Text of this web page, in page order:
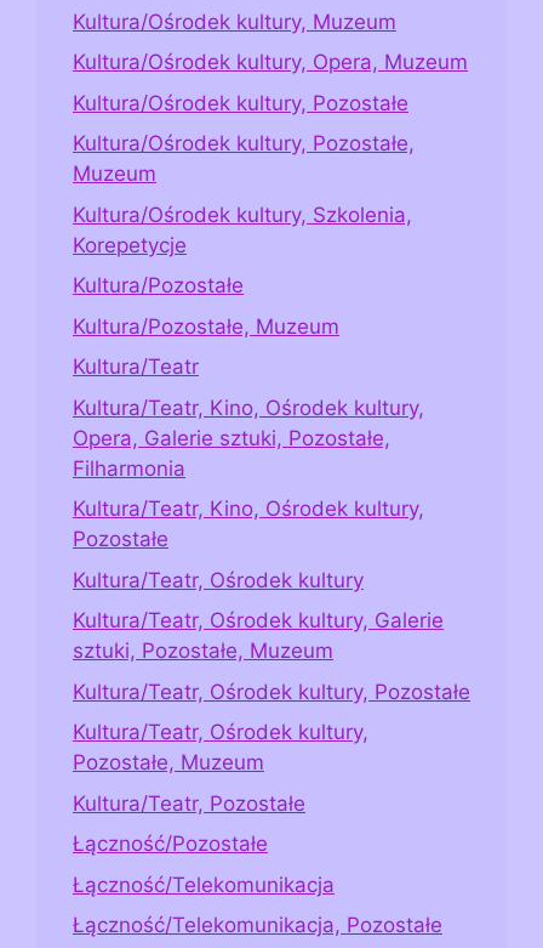
Kultura/Ośrodek kultury, Muzeum
Kultura/Ośrodek kultury, Opera, Muzeum
Kultura/Ośrodek kultury, Pozostałe
Kultura/Ośrodek kultury, Pozostałe,
Muzeum
Kultura/Ośrodek kultury, Szkolenia,
Korepetycje
Kultura/Pozostałe
Kultura/Pozostałe, Muzeum
Kultura/Teatr
Kultura/Teatr, Kino, Ośrodek kultury,
Opera, Galerie sztuki, Pozostałe,
Filharmonia
Kultura/Teatr, Kino, Ośrodek kultury,
Pozostałe
Kultura/Teatr, Ośrodek kultury
Kultura/Teatr, Ośrodek kultury, Galerie
sztuki, Pozostałe, Muzeum
Kultura/Teatr, Ośrodek kultury, Pozostałe
Kultura/Teatr, Ośrodek kultury,
Pozostałe, Muzeum
Kultura/Teatr, Pozostałe
Łączność/Pozostałe
Łączność/Telekomunikacja
Łączność/Telekomunikacja, Pozostałe